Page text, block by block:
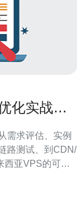
化实战技
需求评估、实例
路测试、到CDN/
西亚VPS的可用